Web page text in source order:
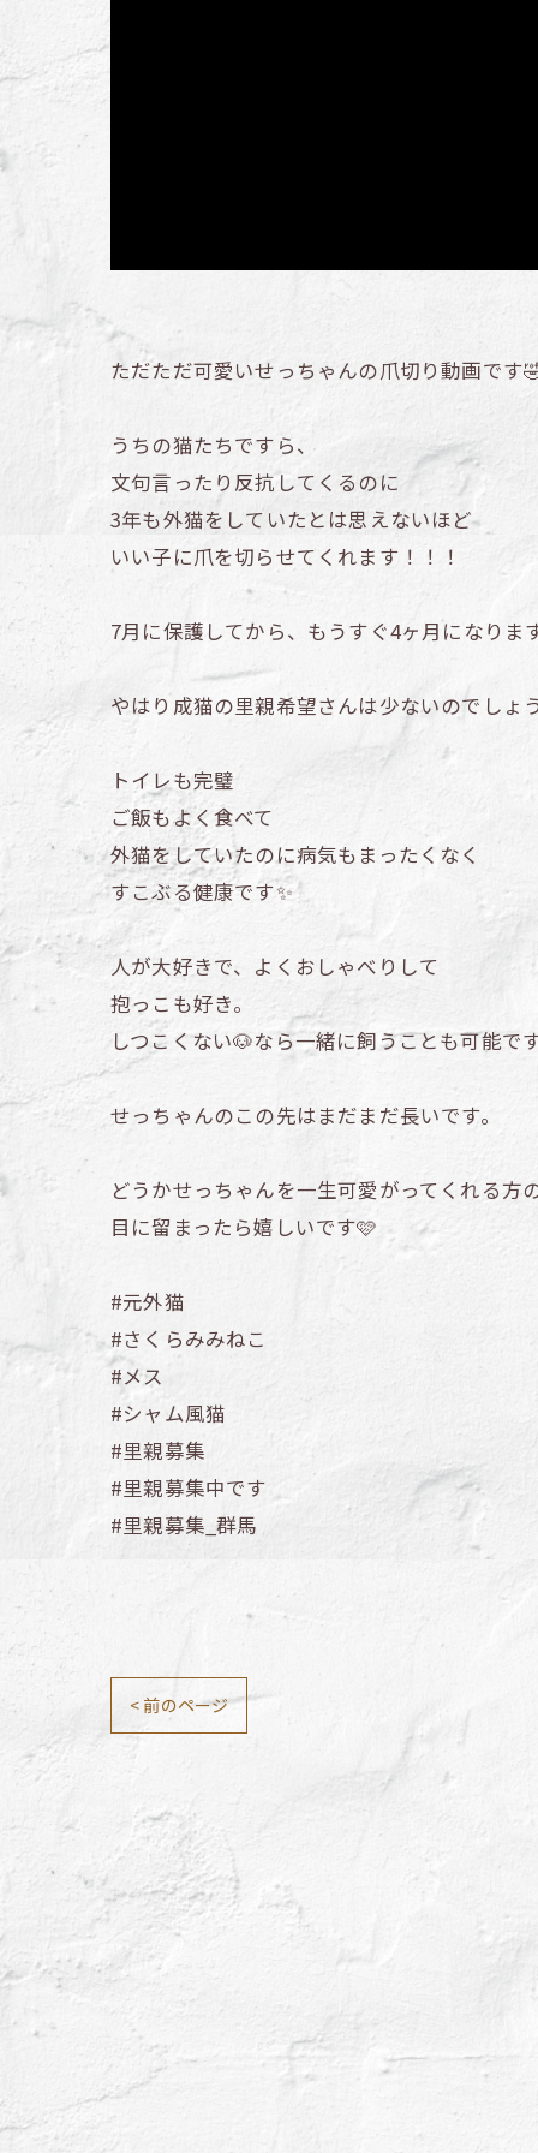
ただただ可愛いせっちゃんの爪切り動画です
うちの猫たちですら、
文句言ったり反抗してくるのに
3年も外猫をしていたとは思えないほど
いい子に爪を切らせてくれます！！！
7月に保護してから、もうすぐ4ヶ月になりま
やはり成猫の里親希望さんは少ないのでしょ
トイレも完璧
ご飯もよく食べて
外猫をしていたのに病気もまったくなく
すこぶる健康です✨
人が大好きで、よくおしゃべりして
抱っこも好き。
しつこくない🐶なら一緒に飼うことも可能で
せっちゃんのこの先はまだまだ長いです。
どうかせっちゃんを一生可愛がってくれる方
目に留まったら嬉しいです🩷
#元外猫
#さくらみみねこ
#メス
#シャム風猫
#里親募集
#里親募集中です
#里親募集_群馬
< 前のページ